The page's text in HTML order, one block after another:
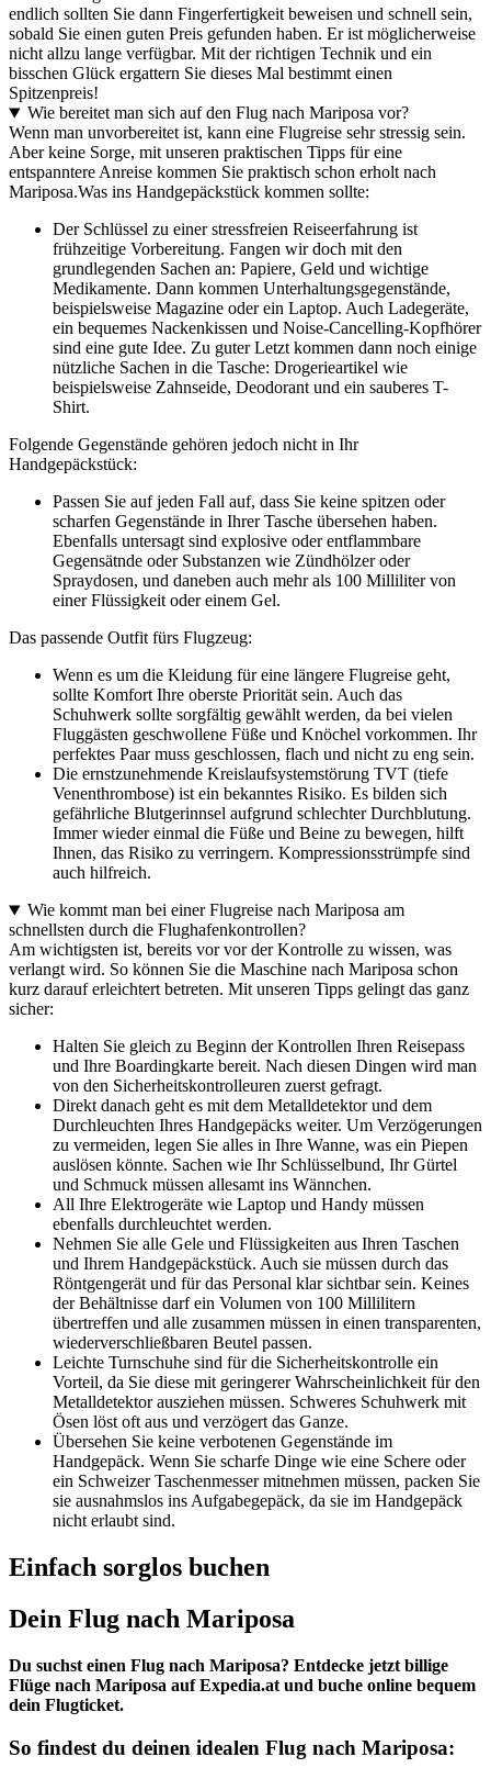
endlich sollten Sie dann Fingerfertigkeit beweisen und schnell sein,
sobald Sie einen guten Preis gefunden haben. Er ist möglicherweise
nicht allzu lange verfügbar. Mit der richtigen Technik und ein
bisschen Glück ergattern Sie dieses Mal bestimmt einen
Spitzenpreis!
Wie bereitet man sich auf den Flug nach Mariposa vor?
Wenn man unvorbereitet ist, kann eine Flugreise sehr stressig sein.
Aber keine Sorge, mit unseren praktischen Tipps für eine
entspanntere Anreise kommen Sie praktisch schon erholt nach
Mariposa.Was ins Handgepäckstück kommen sollte:
Der Schlüssel zu einer stressfreien Reiseerfahrung ist
frühzeitige Vorbereitung. Fangen wir doch mit den
grundlegenden Sachen an: Papiere, Geld und wichtige
Medikamente. Dann kommen Unterhaltungsgegenstände,
beispielsweise Magazine oder ein Laptop. Auch Ladegeräte,
ein bequemes Nackenkissen und Noise-Cancelling-Kopfhörer
sind eine gute Idee. Zu guter Letzt kommen dann noch einige
nützliche Sachen in die Tasche: Drogerieartikel wie
beispielsweise Zahnseide, Deodorant und ein sauberes T-
Shirt.
Folgende Gegenstände gehören jedoch nicht in Ihr
Handgepäckstück:
Passen Sie auf jeden Fall auf, dass Sie keine spitzen oder
scharfen Gegenstände in Ihrer Tasche übersehen haben.
Ebenfalls untersagt sind explosive oder entflammbare
Gegensätnde oder Substanzen wie Zündhölzer oder
Spraydosen, und daneben auch mehr als 100 Milliliter von
einer Flüssigkeit oder einem Gel.
Das passende Outfit fürs Flugzeug:
Wenn es um die Kleidung für eine längere Flugreise geht,
sollte Komfort Ihre oberste Priorität sein. Auch das
Schuhwerk sollte sorgfältig gewählt werden, da bei vielen
Fluggästen geschwollene Füße und Knöchel vorkommen. Ihr
perfektes Paar muss geschlossen, flach und nicht zu eng sein.
Die ernstzunehmende Kreislaufsystemstörung TVT (tiefe
Venenthrombose) ist ein bekanntes Risiko. Es bilden sich
gefährliche Blutgerinnsel aufgrund schlechter Durchblutung.
Immer wieder einmal die Füße und Beine zu bewegen, hilft
Ihnen, das Risiko zu verringern. Kompressionsstrümpfe sind
auch hilfreich.
Wie kommt man bei einer Flugreise nach Mariposa am
schnellsten durch die Flughafenkontrollen?
Am wichtigsten ist, bereits vor vor der Kontrolle zu wissen, was
verlangt wird. So können Sie die Maschine nach Mariposa schon
kurz darauf erleichtert betreten. Mit unseren Tipps gelingt das ganz
sicher:
Halten Sie gleich zu Beginn der Kontrollen Ihren Reisepass
und Ihre Boardingkarte bereit. Nach diesen Dingen wird man
von den Sicherheitskontrolleuren zuerst gefragt.
Direkt danach geht es mit dem Metalldetektor und dem
Durchleuchten Ihres Handgepäcks weiter. Um Verzögerungen
zu vermeiden, legen Sie alles in Ihre Wanne, was ein Piepen
auslösen könnte. Sachen wie Ihr Schlüsselbund, Ihr Gürtel
und Schmuck müssen allesamt ins Wännchen.
All Ihre Elektrogeräte wie Laptop und Handy müssen
ebenfalls durchleuchtet werden.
Nehmen Sie alle Gele und Flüssigkeiten aus Ihren Taschen
und Ihrem Handgepäckstück. Auch sie müssen durch das
Röntgengerät und für das Personal klar sichtbar sein. Keines
der Behältnisse darf ein Volumen von 100 Millilitern
übertreffen und alle zusammen müssen in einen transparenten,
wiederverschließbaren Beutel passen.
Leichte Turnschuhe sind für die Sicherheitskontrolle ein
Vorteil, da Sie diese mit geringerer Wahrscheinlichkeit für den
Metalldetektor ausziehen müssen. Schweres Schuhwerk mit
Ösen löst oft aus und verzögert das Ganze.
Übersehen Sie keine verbotenen Gegenstände im
Handgepäck. Wenn Sie scharfe Dinge wie eine Schere oder
ein Schweizer Taschenmesser mitnehmen müssen, packen Sie
sie ausnahmslos ins Aufgabegepäck, da sie im Handgepäck
nicht erlaubt sind.
Einfach sorglos buchen
Dein Flug nach Mariposa
Du suchst einen Flug nach Mariposa? Entdecke jetzt billige
Flüge nach Mariposa auf Expedia.at und buche online bequem
dein Flugticket.
So findest du deinen idealen Flug nach Mariposa: